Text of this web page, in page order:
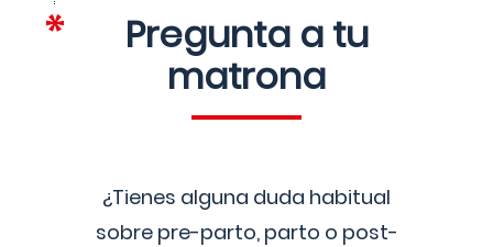
Pregunta a tu
matrona
¿Tienes alguna duda habitual
sobre pre-parto, parto o post-